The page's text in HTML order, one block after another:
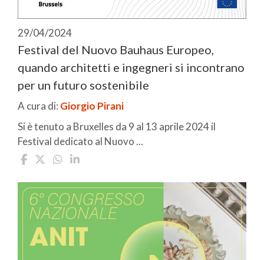
29/04/2024
Festival del Nuovo Bauhaus Europeo,
quando architetti e ingegneri si incontrano
per un futuro sostenibile
A cura di: Giorgio Pirani
Si è tenuto a Bruxelles da 9 al 13 aprile 2024 il
Festival dedicato al Nuovo ...